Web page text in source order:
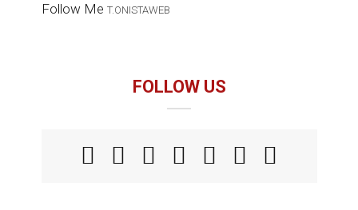
Follow Me T.ONISTAWEB
FOLLOW US